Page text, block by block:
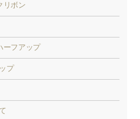
リボン
ーフアップ
プ